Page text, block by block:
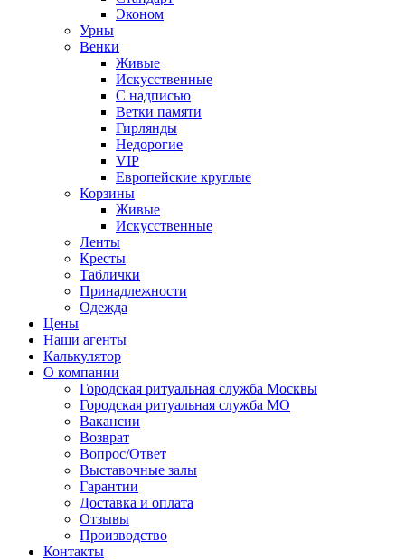
Эконом
Урны
Венки
Живые
Искусственные
С надписью
Ветки памяти
Гирлянды
Недорогие
VIP
Европейские круглые
Корзины
Живые
Искусственные
Ленты
Кресты
Таблички
Принадлежности
Одежда
Цены
Наши агенты
Калькулятор
О компании
Городская ритуальная служба Москвы
Городская ритуальная служба МО
Вакансии
Возврат
Вопрос/Ответ
Выставочные залы
Гарантии
Доставка и оплата
Отзывы
Производство
Контакты